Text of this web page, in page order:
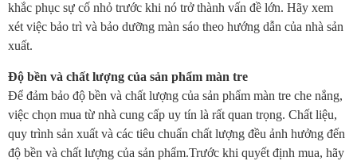
khắc phục sự cố nhỏ trước khi nó trở thành vấn đề lớn. Hãy xem
xét việc bảo trì và bảo dưỡng màn sáo theo hướng dẫn của nhà sản
xuất.
Độ bền và chất lượng của sản phẩm màn tre
Để đảm bảo độ bền và chất lượng của sản phẩm màn tre che nắng,
việc chọn mua từ nhà cung cấp uy tín là rất quan trọng. Chất liệu,
quy trình sản xuất và các tiêu chuẩn chất lượng đều ảnh hưởng đến
độ bền và chất lượng của sản phẩm.Trước khi quyết định mua, hãy